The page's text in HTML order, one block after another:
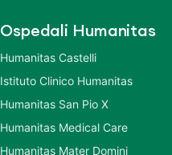
Ospedali Humanitas
Humanitas Castelli
Istituto Clinico Humanitas
Humanitas San Pio X
Humanitas Medical Care
Humanitas Mater Domini